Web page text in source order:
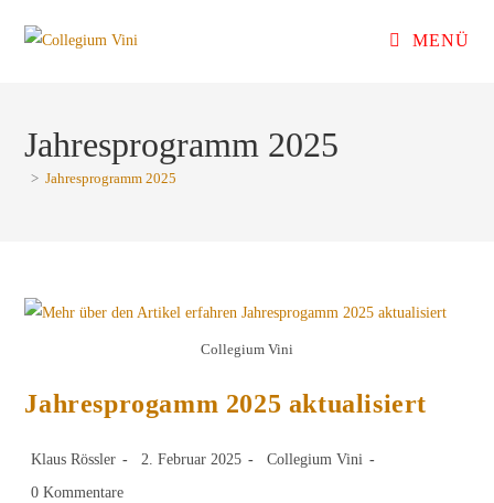
Inhalt
MENÜ
Jahresprogramm 2025
> Jahresprogramm 2025
Collegium Vini
Jahresprogamm 2025 aktualisiert
Beitrags-
Klaus Rössler
Beitrag
2. Februar 2025
Beitrags-
Collegium Vini
Beitrags-
0 Kommentare